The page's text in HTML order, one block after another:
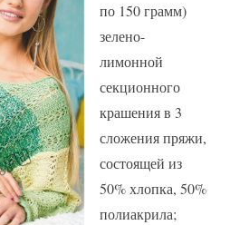
по 150 грамм)
зелено-
лимонной
секционного
крашения в 3
сложения пряжи,
состоящей из
50% хлопка, 50%
полиакрила;